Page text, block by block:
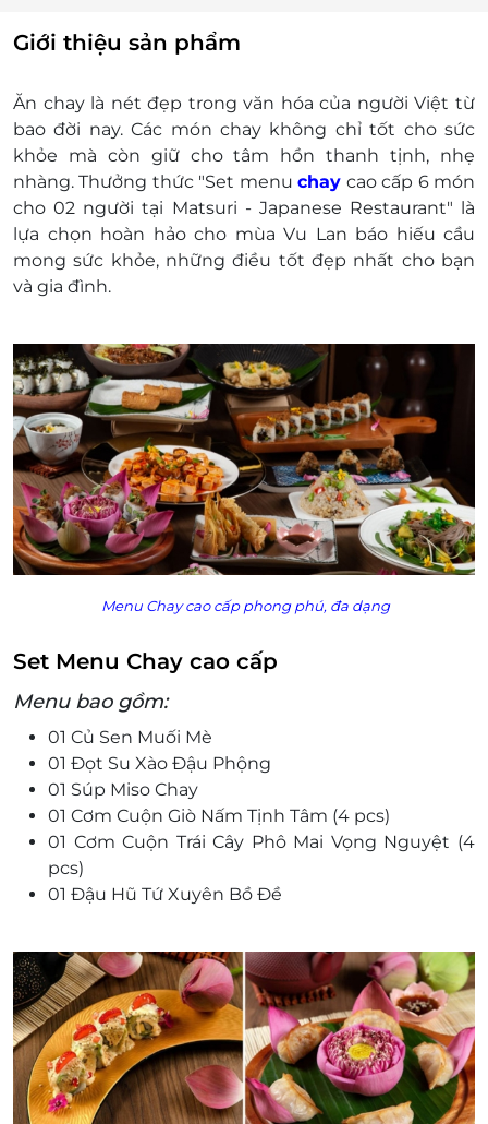
Khách hàng vui lòng đặt chỗ trước khi đến.
Trong trường hợp khách hàng không đặt chỗ
hàng xin cáo lỗi và hẹn phục vụ khách hàng vào
thời điểm khác.
Điện thoại: 0938 955 488 - 093 876 19 69
Địa chỉ: Số 83 Xuân Thủy, Phường Thảo Điền,
Quận 2, Thủ Đức, Tp. Hồ Chí Minh.
Chỉ áp dụng dùng tại chỗ.
Khách hàng vui lòng bù thêm phần chênh lệch
phát sinh (nếu có) trực tiếp tại nhà hàng.
Coupon.
E-Voucher/E-Coupon không có giá trị quy đổi
thành tiền mặt, không trả lại tiền thừa.
Không áp dụng đồng thời cùng lúc với các
chương trình khuyến mại khác.
Giá voucher chưa bao gồm nước uống và thuế
VAT. Nhà hàng luôn phụ thu thêm VAT khi ra bill
cho khách hàng.
Giới thiệu sản phẩm
Ăn chay là nét đẹp trong văn hóa của người Việt từ
bao đời nay. Các món chay không chỉ tốt cho sức
khỏe mà còn giữ cho tâm hồn thanh tịnh, nhẹ
nhàng. Thưởng thức "Set menuchay cao cấp 6 món
cho 02 người tại Matsuri - Japanese Restaurant" là
lựa chọn hoàn hảo cho mùa Vu Lan báo hiếu cầu
mong sức khỏe, những điều tốt đẹp nhất cho bạn
và gia đình.
Menu Chay cao cấp phong phú, đa dạng
Set Menu Chay cao cấp
Menu bao gồm:
01 Củ Sen Muối Mè
01 Đọt Su Xào Đậu Phộng
01 Súp Miso Chay
01 Cơm Cuộn Giò Nấm Tịnh Tâm (4 pcs)
01 Cơm Cuộn Trái Cây Phô Mai Vọng Nguyệt (4
pcs)
01 Đậu Hũ Tứ Xuyên Bồ Đề